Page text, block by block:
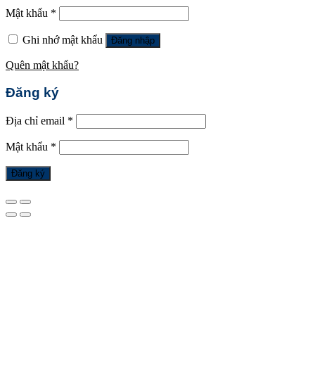
Mật khẩu *
Ghi nhớ mật khẩu Đăng nhập
Quên mật khẩu?
Đăng ký
Địa chỉ email *
Mật khẩu *
Đăng ký